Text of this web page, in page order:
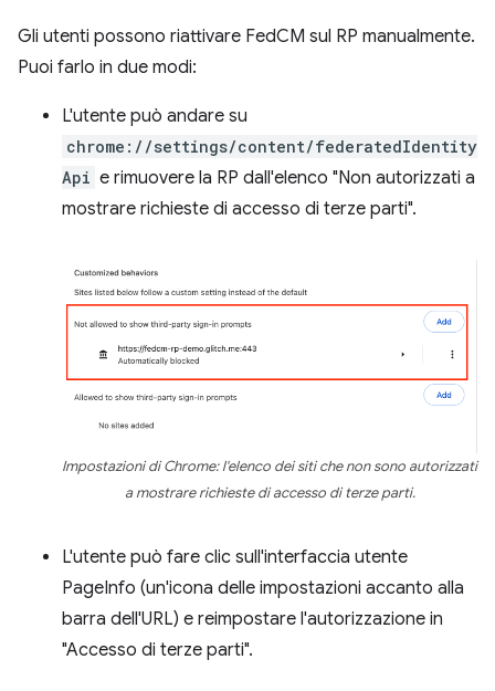
Gli utenti possono riattivare FedCM sul RP manualmente.
Puoi farlo in due modi:
L'utente può andare su
chrome://settings/content/federatedIdentity
Api e rimuovere la RP dall'elenco "Non autorizzati a
mostrare richieste di accesso di terze parti".
Impostazioni di Chrome: l'elenco dei siti che non sono autorizzati
a mostrare richieste di accesso di terze parti.
L'utente può fare clic sull'interfaccia utente
PageInfo (un'icona delle impostazioni accanto alla
barra dell'URL) e reimpostare l'autorizzazione in
"Accesso di terze parti".